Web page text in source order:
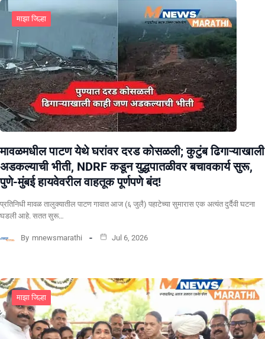
माझा जिल्हा
मावळमधील पाटण येथे घरांवर दरड कोसळली; कुटुंब ढिगाऱ्याखाली
अडकल्याची भीती, NDRF कडून युद्धपातळीवर बचावकार्य सुरू,
पुणे-मुंबई हायवेवरील वाहतूक पूर्णपणे बंद!
​प्रतिनिधी मावळ तालुक्यातील पाटण गावात आज (६ जुलै) पहाटेच्या सुमारास एक अत्यंत दुर्दैवी घटना
घडली आहे. सतत सुरू…
By mnewsmarathi Jul 6, 2026
माझा जिल्हा